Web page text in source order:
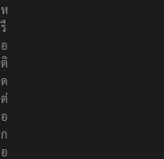
ว
ห
รื
อ
ติ
ด
ต่
อ
ก